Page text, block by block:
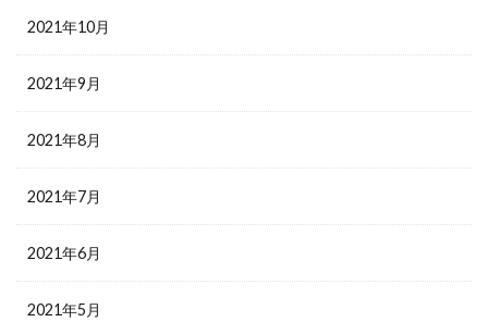
2021年10月
2021年9月
2021年8月
2021年7月
2021年6月
2021年5月